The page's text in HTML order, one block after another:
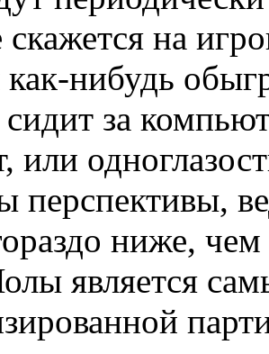
скажется на
нибудь
за
или
перспективы,
ниже,
является